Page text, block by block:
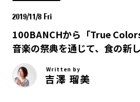
2019/11/8 Fri
100BANCHから「True
音楽の祭典を通じて、食の新
Written by
吉澤 瑠美